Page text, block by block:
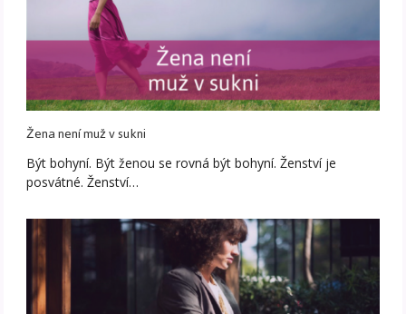
Žena není muž v sukni
Být bohyní. Být ženou se rovná být bohyní. Ženství je
posvátné. Ženství…